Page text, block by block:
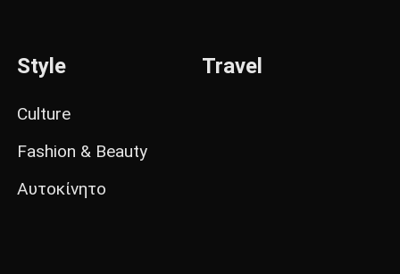
Style
Culture
Fashion & Beauty
Αυτοκίνητο
Travel